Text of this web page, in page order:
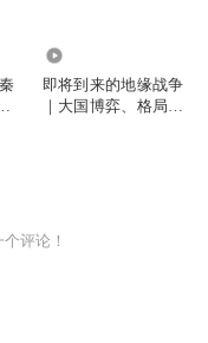
即将到来的地缘战争
｜大国博弈、格局推
评论！